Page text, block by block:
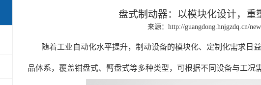
盘式制动器：以模块化设计，
来源： http://guangdong.hnjgzdq.cn/
随着工业自动化水平提升，制动设备的模块化、定制化需求日
品体系，覆盖钳盘式、臂盘式等多种类型，可根据不同设备与工况